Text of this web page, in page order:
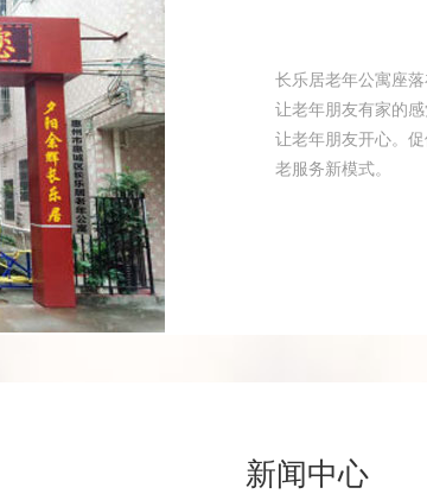
长乐居老年公寓座
让老年朋友有家的
让老年朋友开心。
老服务新模式。
新闻中心